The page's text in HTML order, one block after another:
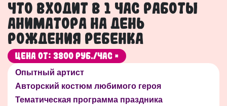
Что входит в 1 час работы
аниматора на День
рождения ребенка
Цена от: 3800 руб./час *
Опытный артист
Авторский костюм любимого героя
Тематическая программа праздника